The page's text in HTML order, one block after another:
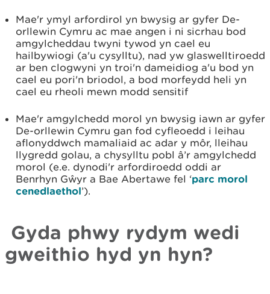
Mae'r ymyl arfordirol yn bwysig ar gyfer De-
orllewin Cymru ac mae angen i ni sicrhau bod
amgylcheddau twyni tywod yn cael eu
hailbywiogi (a'u cysylltu), nad yw glaswelltiroedd
ar ben clogwyni yn troi'n dameidiog a'u bod yn
cael eu pori'n briodol, a bod morfeydd heli yn
cael eu rheoli mewn modd sensitif
Mae'r amgylchedd morol yn bwysig iawn ar gyfer
De-orllewin Cymru gan fod cyfleoedd i leihau
aflonyddwch mamaliaid ac adar y môr, lleihau
llygredd golau, a chysylltu pobl â’r amgylchedd
morol (e.e. dynodi'r arfordiroedd oddi ar
Benrhyn Gŵyr a Bae Abertawe fel ‘parc morol
cenedlaethol’).
Gyda phwy rydym wedi
gweithio hyd yn hyn?